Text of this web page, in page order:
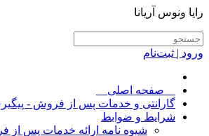
رایا ونوس آریانا
ورود | ثبت‌نام
__صفحه اصلی__
گارانتی و خدمات پس از فروش -
شرایط و ضوابط
شیوه نامه ارائه خدمات پس از